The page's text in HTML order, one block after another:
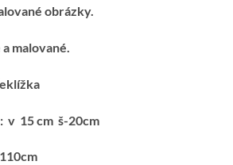
obrázky.
malované.
v 15 cm š-20cm